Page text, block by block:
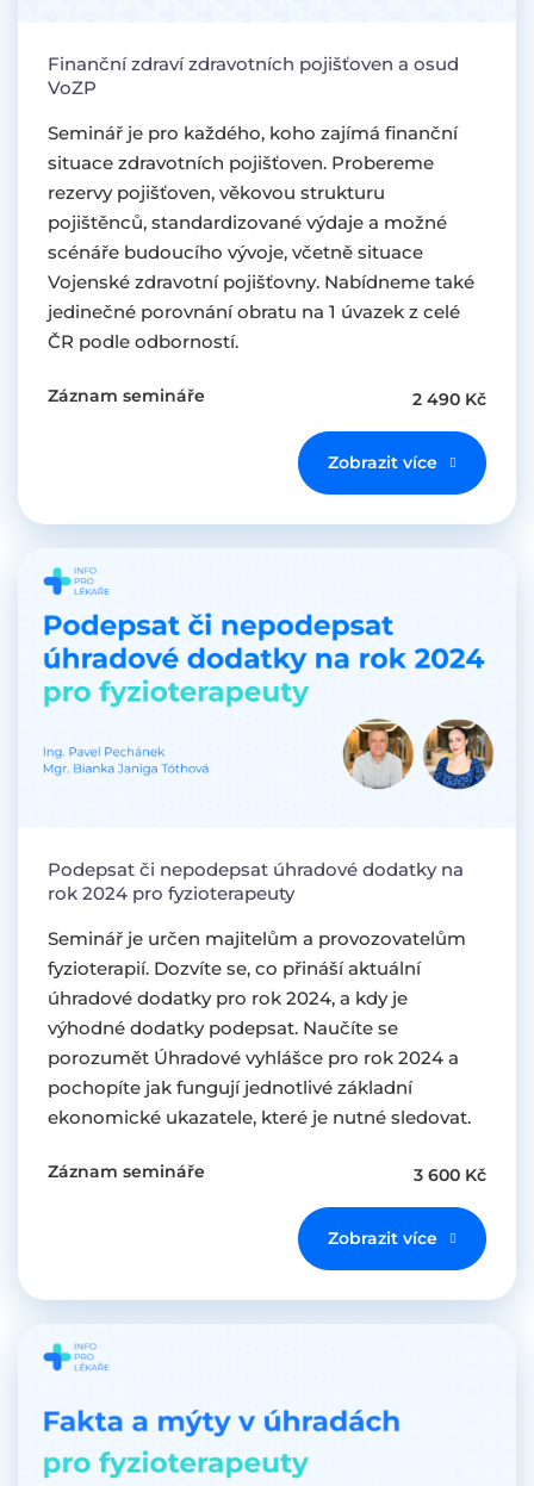
Finanční zdraví zdravotních pojišťoven a osud
VoZP
Seminář je pro každého, koho zajímá finanční
situace zdravotních pojišťoven. Probereme
rezervy pojišťoven, věkovou strukturu
pojištěnců, standardizované výdaje a možné
scénáře budoucího vývoje, včetně situace
Vojenské zdravotní pojišťovny. Nabídneme také
jedinečné porovnání obratu na 1 úvazek z celé
ČR podle odborností.
Záznam semináře 2 490 Kč
Zobrazit více
Podepsat či nepodepsat úhradové dodatky na
rok 2024 pro fyzioterapeuty
Seminář je určen majitelům a provozovatelům
fyzioterapií. Dozvíte se, co přináší aktuální
úhradové dodatky pro rok 2024, a kdy je
výhodné dodatky podepsat. Naučíte se
porozumět Úhradové vyhlášce pro rok 2024 a
pochopíte jak fungují jednotlivé základní
ekonomické ukazatele, které je nutné sledovat.
Záznam semináře 3 600 Kč
Zobrazit více